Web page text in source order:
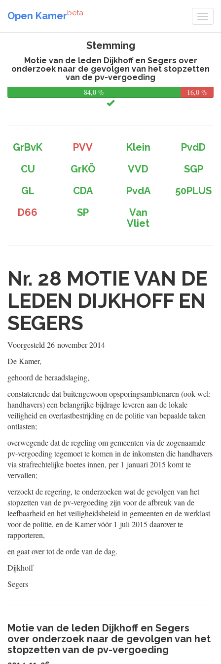
Open Kamerbeta
Stemming
Motie van de leden Dijkhoff en Segers over
onderzoek naar de gevolgen van het stopzetten
van de pv-vergoeding
84,0 %
16,0 %
GrBvK PVV Klein
PvdD
CU
GrKÖ VVD
SGP
GL
CDA PvdA
50PLUS
D66
SP
Van
Vliet
Nr. 28 MOTIE VAN DE
LEDEN DIJKHOFF EN
SEGERS
Voorgesteld 26 november 2014
De Kamer,
gehoord de beraadslaging,
constaterende dat buitengewoon opsporingsambtenaren (ook wel:
handhavers) een belangrijke bijdrage leveren aan de lokale
veiligheid en overlastbestrijding en de politie van bepaalde taken
ontlasten;
overwegende dat de regeling om gemeenten via de zogenaamde
pv-vergoeding tegemoet te komen in de inkomsten die handhavers
via strafrechtelijke boetes innen, per 1 januari 2015 komt te
vervallen;
verzoekt de regering, te onderzoeken wat de gevolgen van het
stopzetten van de pv-vergoeding zijn voor de afbreuk van de
leefbaarheid en het veiligheidsbeleid in gemeenten en de werklast
voor de politie, en de Kamer vóór 1 juli 2015 daarover te
rapporteren,
en gaat over tot de orde van de dag.
Dijkhoff
Segers
Motie van de leden Dijkhoff en Segers
over onderzoek naar de gevolgen van het
stopzetten van de pv-vergoeding